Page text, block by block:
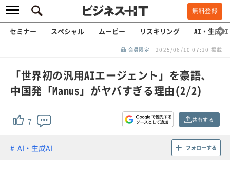
無料登録
セミナー スペシャル ムービー リスキリング AI・生成AI
会員限定 2025/06/10 07:10 掲載
「世界初の汎用AIエージェント」を豪語、
中国発「Manus」がヤバすぎる理由(2/2)
7 共有する
AI・生成AI フォローする